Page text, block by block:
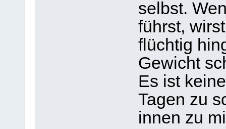
selbst.
führst,
flüchtig
Gewicht
Es ist
Tagen zu
innen zu